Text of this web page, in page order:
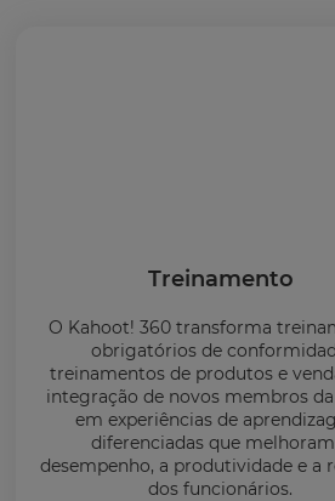
Treinamento
O Kahoot! 360 transforma
obrigatórios de
treinamentos de produtos e
integração de novos membros
em experiências de
diferenciadas que
desempenho, a produtividade e a
dos funcionários.